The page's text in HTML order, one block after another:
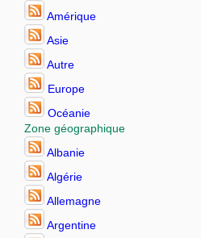
Amérique
Asie
Autre
Europe
Océanie
Zone géographique
Albanie
Algérie
Allemagne
Argentine